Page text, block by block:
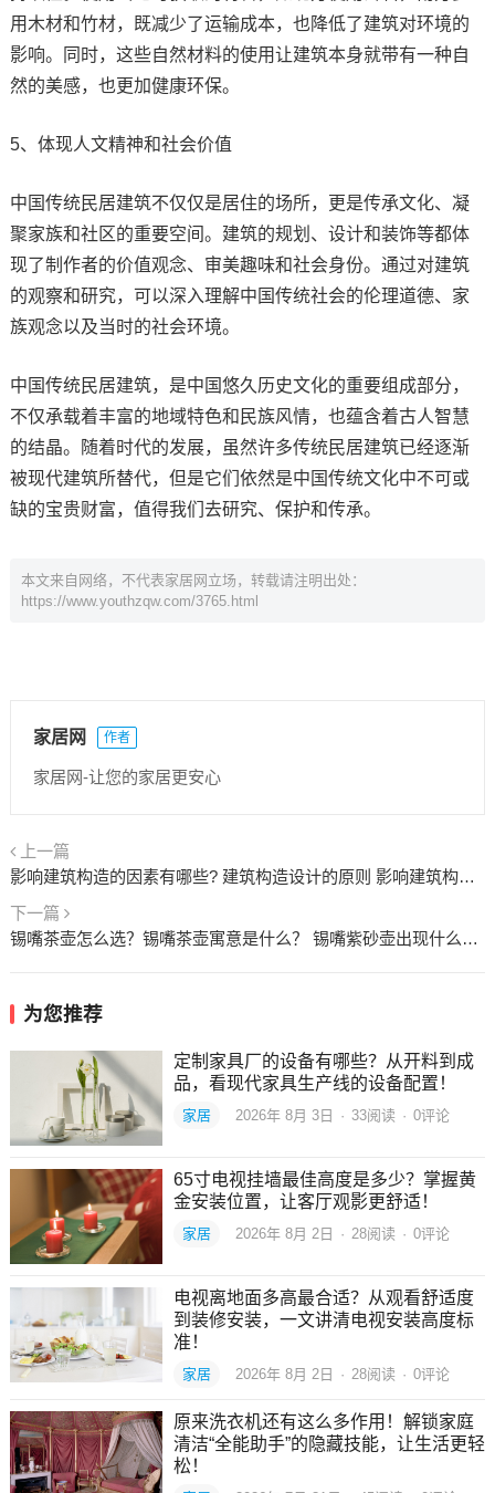
用木材和竹材，既减少了运输成本，也降低了建筑对环境的
影响。同时，这些自然材料的使用让建筑本身就带有一种自
然的美感，也更加健康环保。
5、体现人文精神和社会价值
中国传统民居建筑不仅仅是居住的场所，更是传承文化、凝
聚家族和社区的重要空间。建筑的规划、设计和装饰等都体
现了制作者的价值观念、审美趣味和社会身份。通过对建筑
的观察和研究，可以深入理解中国传统社会的伦理道德、家
族观念以及当时的社会环境。
中国传统民居建筑，是中国悠久历史文化的重要组成部分，
不仅承载着丰富的地域特色和民族风情，也蕴含着古人智慧
的结晶。随着时代的发展，虽然许多传统民居建筑已经逐渐
被现代建筑所替代，但是它们依然是中国传统文化中不可或
缺的宝贵财富，值得我们去研究、保护和传承。
本文来自网络，不代表家居网立场，转载请注明出处：
https://www.youthzqw.com/3765.html
家居网 作者
家居网-让您的家居更安心
上一篇
影响建筑构造的因素有哪些? 建筑构造设计的原则 影响建筑构造的因素包括哪几个方面?
下一篇
锡嘴茶壶怎么选？锡嘴茶壶寓意是什么？ 锡嘴紫砂壶出现什么年代
为您推荐
定制家具厂的设备有哪些？从开料到成
品，看现代家具生产线的设备配置！
家居 2026年 8月 3日 · 33阅读 · 0评论
65寸电视挂墙最佳高度是多少？掌握黄
金安装位置，让客厅观影更舒适！
家居 2026年 8月 2日 · 28阅读 · 0评论
电视离地面多高最合适？从观看舒适度
到装修安装，一文讲清电视安装高度标
准！
家居 2026年 8月 2日 · 28阅读 · 0评论
原来洗衣机还有这么多作用！解锁家庭
清洁“全能助手”的隐藏技能，让生活更轻
松！